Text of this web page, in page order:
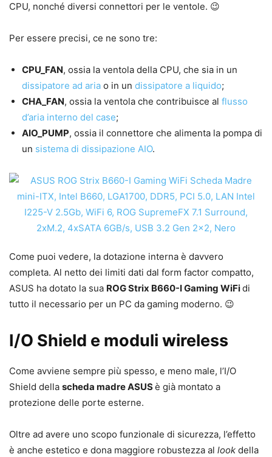
CPU, nonché diversi connettori per le ventole. 😉
Per essere precisi, ce ne sono tre:
CPU_FAN, ossia la ventola della CPU, che sia in un
dissipatore ad aria o in un dissipatore a liquido;
CHA_FAN, ossia la ventola che contribuisce al flusso
d’aria interno del case;
AIO_PUMP, ossia il connettore che alimenta la pompa di
un sistema di dissipazione AIO.
Come puoi vedere, la dotazione interna è davvero
completa. Al netto dei limiti dati dal form factor compatto,
ASUS ha dotato la sua ROG Strix B660-I Gaming WiFidi
tutto il necessario per un PC da gaming moderno. 😉
I/O Shield e moduli wireless
Come avviene sempre più spesso, e meno male, l’I/O
Shield della scheda madre ASUSè già montato a
protezione delle porte esterne.
Oltre ad avere uno scopo funzionale di sicurezza, l’effetto
è anche estetico e dona maggiore robustezza al look della